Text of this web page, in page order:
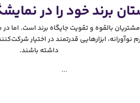
برند خود را در
بالقوه و تقویت جایگاه برند است.
ابزارهایی قدرتمند در اختیار
داشته باشند.
...